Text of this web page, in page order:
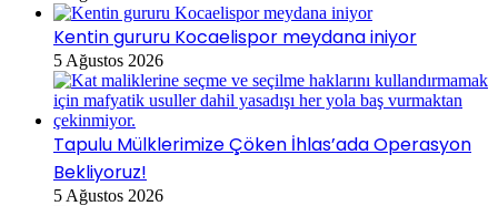
Kentin gururu Kocaelispor meydana iniyor
5 Ağustos 2026
Tapulu Mülklerimize Çöken İhlas’ada Operasyon
Bekliyoruz!
5 Ağustos 2026